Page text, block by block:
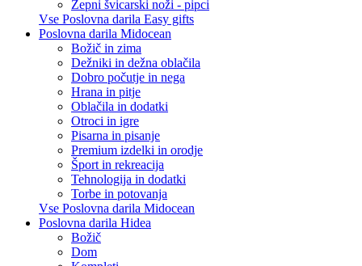
Žepni švicarski noži - pipci
Vse Poslovna darila Easy gifts
Poslovna darila Midocean
Božič in zima
Dežniki in dežna oblačila
Dobro počutje in nega
Hrana in pitje
Oblačila in dodatki
Otroci in igre
Pisarna in pisanje
Premium izdelki in orodje
Šport in rekreacija
Tehnologija in dodatki
Torbe in potovanja
Vse Poslovna darila Midocean
Poslovna darila Hidea
Božič
Dom